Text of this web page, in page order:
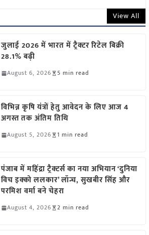
View All
जुलाई 2026 में भारत में ट्रैक्टर रिटेल बिक्री
28.1% बढ़ी
August 6, 2026 5 min read
विभिन्न कृषि यंत्रों हेतु आवेदन के लिए आज 4
अगस्त तक अंतिम तिथि
August 5, 2026 1 min read
पंजाब में महिंद्रा ट्रैक्टर्स का नया अभियान ‘दुनिया
विच इक्को ललकार’ लॉन्च, सुखबीर सिंह और
परमिश वर्मा बने चेहरा
August 4, 2026 2 min read